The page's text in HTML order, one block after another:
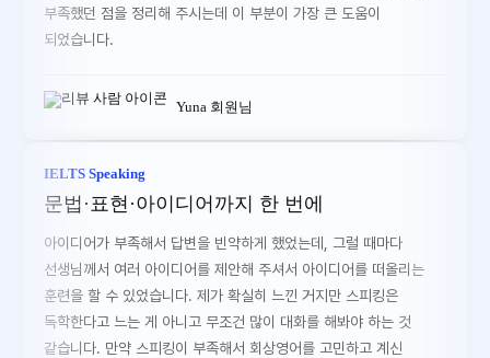
부족했던 점을 정리해 주시는데 이 부분이 가장 큰 도움이
되었습니다.
Yuna 회원님
IELTS Speaking
문법·표현·아이디어까지 한 번에
아이디어가 부족해서 답변을 빈약하게 했었는데, 그럴 때마다
선생님께서 여러 아이디어를 제안해 주셔서 아이디어를 떠올리는
훈련을 할 수 있었습니다. 제가 확실히 느낀 거지만 스피킹은
독학한다고 느는 게 아니고 무조건 많이 대화를 해봐야 하는 것
같습니다. 만약 스피킹이 부족해서 회상영어를 고민하고 계신